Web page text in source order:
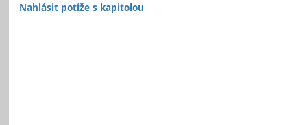
Nahlásit potíže s kapitolou